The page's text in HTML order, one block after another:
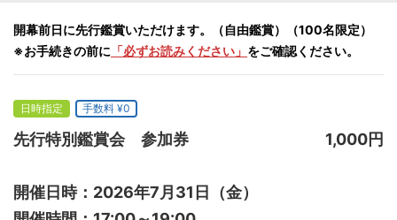
開幕前日に先行鑑賞いただけます。（自由鑑賞）（100名限定）
※お手続きの前に 「必ずお読みください」 をご確認ください。
日時指定 手数料 ¥0
先行特別鑑賞会 参加券 1,000円
開催日時：2026年7月31日（金）